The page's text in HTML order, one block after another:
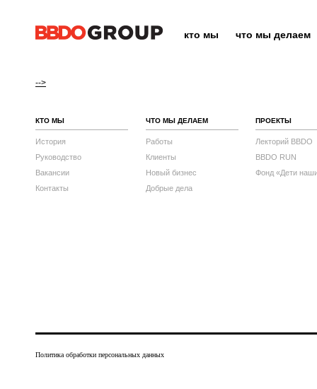
кто мы что мы делаем
-->
КТО МЫ
История
Руководство
Вакансии
Контакты
ЧТО МЫ ДЕЛАЕМ
Работы
Клиенты
Новый бизнес
Добрые дела
ПРОЕКТЫ
Лекторий BBDO
BBDO RUN
Фонд «Дети
Политика обработки персональных данных